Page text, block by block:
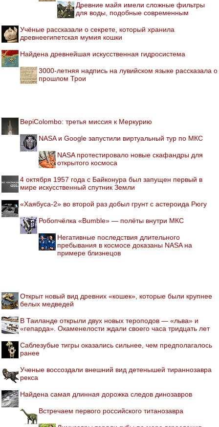
Древние майя имели сложные фильтры
для воды, подобные современным
Учёные рассказали о секрете, который хранила
древнеегипетская мумия кошки
Найдена древнейшая искусственная гидросистема
3000-летняя надпись на лувийском языке рассказала о
прошлом Трои
BepiColombo: третья миссия к Меркурию
NASA и Google запустили виртуальный тур по МКС
NASA протестировало новые скафандры для
открытого космоса
4 октября 1957 года с Байконура был запущен первый в
мире искусственный спутник Земли
«Хаябуса-2» во второй раз добыл грунт с астероида Рюгу
Робопчёлка «Bumble» — полёты внутри МКС
Негативные последствия длительного
пребывания в космосе доказаны NASA на
примере близнецов
Открыт новый вид древних «кошек», которые были крупнее
белых медведей
В Таиланде открыли двух новых тероподов — «льва» и
«гепарда». Окаменелости ждали своего часа тридцать лет
Саблезубые тигры оказались сильнее, чем предполагалось
ранее
Ученые воссоздали внешний вид детенышей тираннозавра
рекса
Найдена самая длинная дорожка следов динозавров
Встречаем первого российского титанозавра